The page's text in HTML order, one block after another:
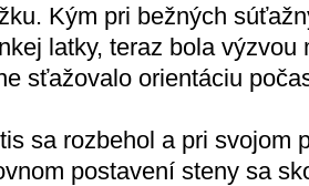
Kým pri bežných
latky, teraz bola výzvou
sťažovalo orientáciu
sa rozbehol a pri svojom
postavení steny sa